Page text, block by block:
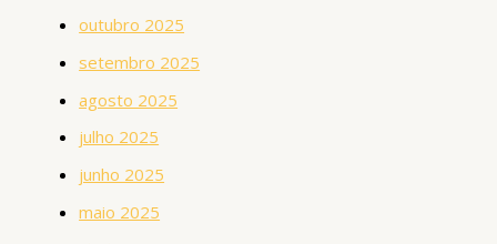
outubro 2025
setembro 2025
agosto 2025
julho 2025
junho 2025
maio 2025